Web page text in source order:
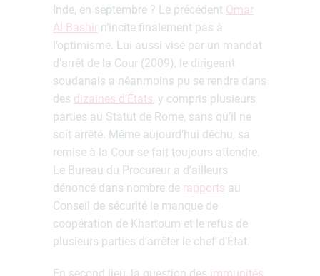
Inde, en septembre ? Le précédent Omar
Al Bashir n’incite finalement pas à
l’optimisme. Lui aussi visé par un mandat
d’arrêt de la Cour (2009), le dirigeant
soudanais a néanmoins pu se rendre dans
des dizaines d’États, y compris plusieurs
parties au Statut de Rome, sans qu’il ne
soit arrêté. Même aujourd’hui déchu, sa
remise à la Cour se fait toujours attendre.
Le Bureau du Procureur a d’ailleurs
dénoncé dans nombre de rapports au
Conseil de sécurité le manque de
coopération de Khartoum et le refus de
plusieurs parties d’arrêter le chef d’État.